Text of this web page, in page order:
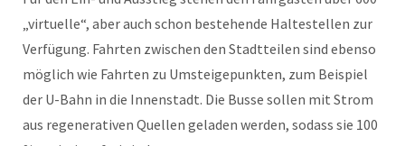
„virtuelle“, aber auch schon bestehende Haltestellen zur
Verfügung. Fahrten zwischen den Stadtteilen sind ebenso
möglich wie Fahrten zu Umsteigepunkten, zum Beispiel
der U-Bahn in die Innenstadt. Die Busse sollen mit Strom
aus regenerativen Quellen geladen werden, sodass sie 100